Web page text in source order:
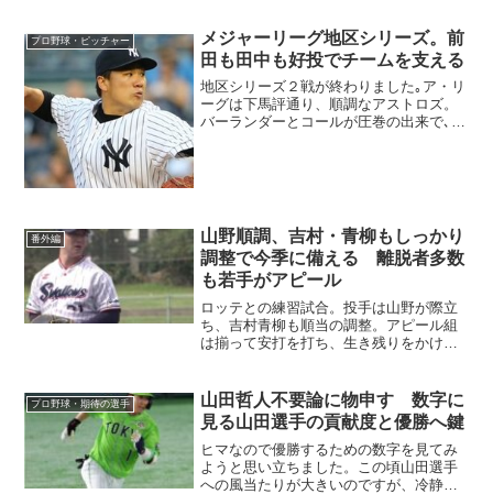
プロ野球・ピッチャー
メジャーリーグ地区シリーズ。前
田も田中も好投でチームを支える
地区シリーズ２戦が終わりました｡ア・リ
ーグは下馬評通り、順調なアストロズ。
バーランダーとコールが圧巻の出来で､2
番外編
山野順調、吉村・青柳もしっかり
調整で今季に備える 離脱者多数
も若手がアピール
ロッテとの練習試合。投手は山野が際立
ち、吉村青柳も順当の調整。アピール組
は揃って安打を打ち、生き残りをかけた
プロ野球・期待の選手
山田哲人不要論に物申す 数字に
見る山田選手の貢献度と優勝へ鍵
ヒマなので優勝するための数字を見てみ
ようと思い立ちました。この頃山田選手
への風当たりが大きいのですが、冷静に